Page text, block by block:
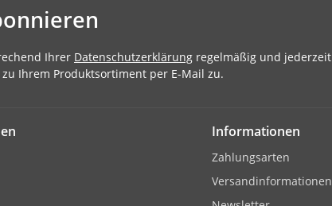
Ihrer Datenschutzerklärung regelmäßig und jederzeit
Ihrem Produktsortiment per E-Mail zu.
Informationen
Zahlungsarten
Versandinformationen